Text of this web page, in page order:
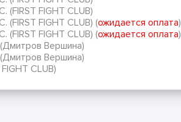
FIGHT CLUB)
FIGHT CLUB) (ожидается оплата)
FIGHT CLUB) (ожидается оплата)
Вершина)
Вершина)
CLUB)